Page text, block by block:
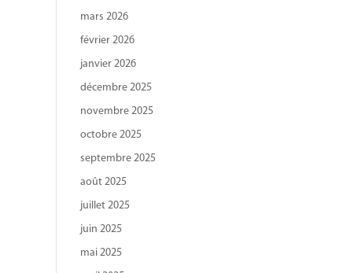
mars 2026
février 2026
janvier 2026
décembre 2025
novembre 2025
octobre 2025
septembre 2025
août 2025
juillet 2025
juin 2025
mai 2025